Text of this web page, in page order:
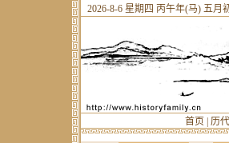
2026-8-6 星期四 丙午年(马) 五月
首页 历